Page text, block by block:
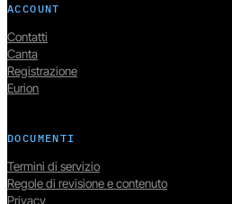
ACCOUNT
Contatti
Canta
Registrazione
Eurion
DOCUMENTI
Termini di servizio
Regole di revisione e contenuto
Privacy